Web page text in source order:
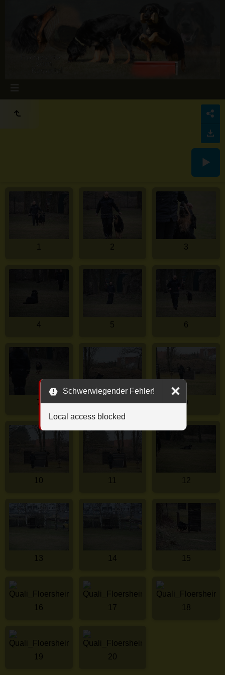
1 2 3
4 5 6
7 8 9
10 11 12
13 14 15
16 17 18
19 20
Schwerwiegender Fehler!
Local access blocked